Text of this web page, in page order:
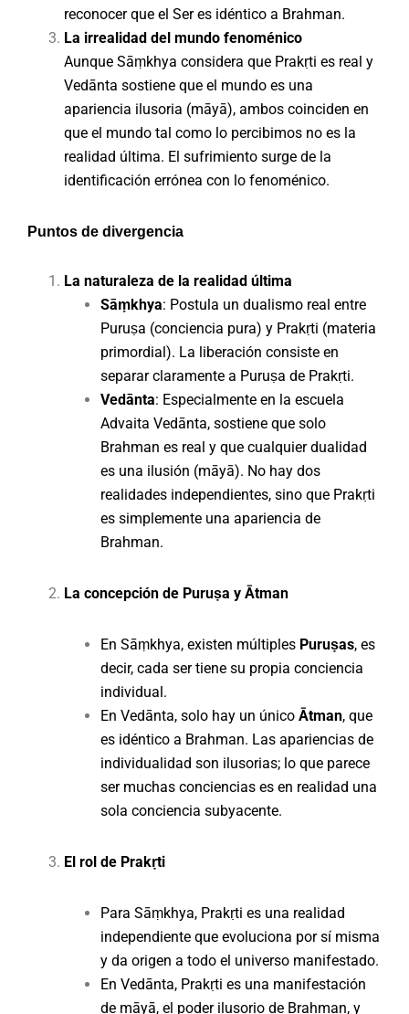
reconocer que el Ser es idéntico a Brahman.
La irrealidad del mundo fenoménico
Aunque Sāṃkhya considera que Prakṛti es real y
Vedānta sostiene que el mundo es una
apariencia ilusoria (māyā), ambos coinciden en
que el mundo tal como lo percibimos no es la
realidad última. El sufrimiento surge de la
identificación errónea con lo fenoménico.
Puntos de divergencia
La naturaleza de la realidad última
Sāṃkhya: Postula un dualismo real entre
Puruṣa (conciencia pura) y Prakṛti (materia
primordial). La liberación consiste en
separar claramente a Puruṣa de Prakṛti.
Vedānta: Especialmente en la escuela
Advaita Vedānta, sostiene que solo
Brahman es real y que cualquier dualidad
es una ilusión (māyā). No hay dos
realidades independientes, sino que Prakṛti
es simplemente una apariencia de
Brahman.
La concepción de Puruṣa y Ātman
En Sāṃkhya, existen múltiples Puruṣas, es
decir, cada ser tiene su propia conciencia
individual.
En Vedānta, solo hay un único Ātman, que
es idéntico a Brahman. Las apariencias de
individualidad son ilusorias; lo que parece
ser muchas conciencias es en realidad una
sola conciencia subyacente.
El rol de Prakṛti
Para Sāṃkhya, Prakṛti es una realidad
independiente que evoluciona por sí misma
y da origen a todo el universo manifestado.
En Vedānta, Prakṛti es una manifestación
de māyā, el poder ilusorio de Brahman, y